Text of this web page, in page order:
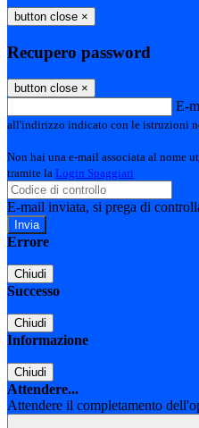
button close ×
Recupero password
button close ×
E-
all'indirizzo indicato con le istruzioni
Non hai una e-mail associata al nome
tramite la Login Spaggiari
E-mail inviata, si prega di
Errore
Chiudi
Successo
Chiudi
Informazione
Chiudi
Attendere...
Attendere il completamento